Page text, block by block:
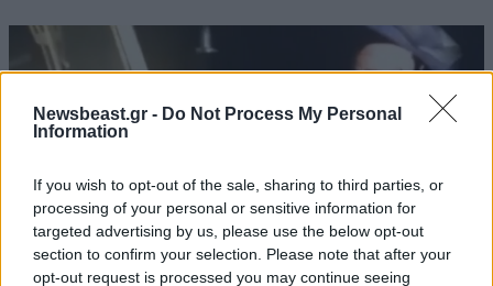
Newsbeast.gr - Do Not Process My Personal
Information
If you wish to opt-out of the sale, sharing to third parties, or
processing of your personal or sensitive information for
targeted advertising by us, please use the below opt-out
section to confirm your selection. Please note that after your
opt-out request is processed you may continue seeing